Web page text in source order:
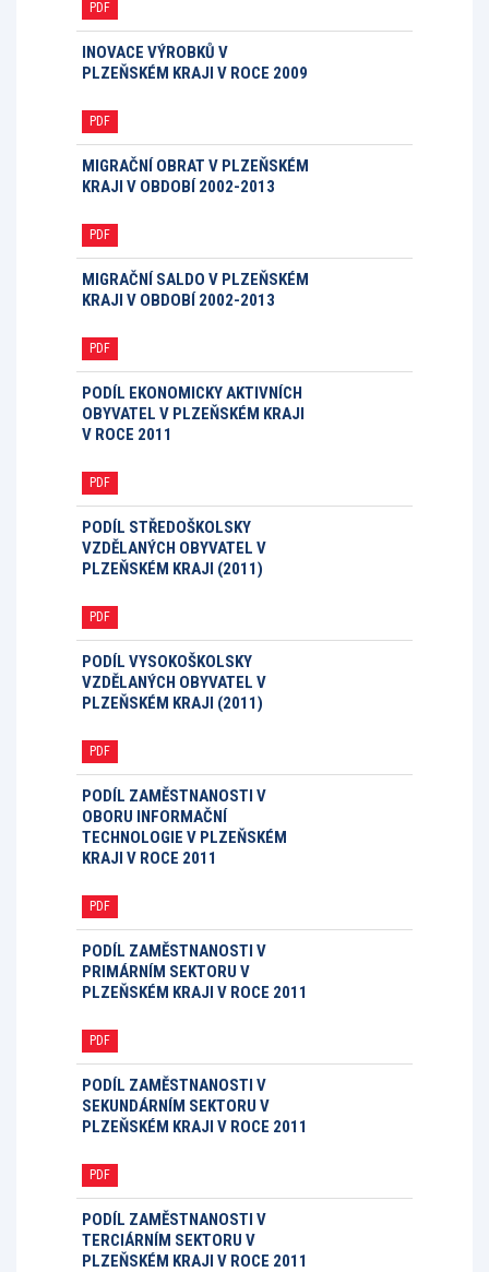
PDF
INOVACE VÝROBKŮ V
PLZEŇSKÉM KRAJI V ROCE 2009
PDF
MIGRAČNÍ OBRAT V PLZEŇSKÉM
KRAJI V OBDOBÍ 2002-2013
PDF
MIGRAČNÍ SALDO V PLZEŇSKÉM
KRAJI V OBDOBÍ 2002-2013
PDF
PODÍL EKONOMICKY AKTIVNÍCH
OBYVATEL V PLZEŇSKÉM KRAJI
V ROCE 2011
PDF
PODÍL STŘEDOŠKOLSKY
VZDĚLANÝCH OBYVATEL V
PLZEŇSKÉM KRAJI (2011)
PDF
PODÍL VYSOKOŠKOLSKY
VZDĚLANÝCH OBYVATEL V
PLZEŇSKÉM KRAJI (2011)
PDF
PODÍL ZAMĚSTNANOSTI V
OBORU INFORMAČNÍ
TECHNOLOGIE V PLZEŇSKÉM
KRAJI V ROCE 2011
PDF
PODÍL ZAMĚSTNANOSTI V
PRIMÁRNÍM SEKTORU V
PLZEŇSKÉM KRAJI V ROCE 2011
PDF
PODÍL ZAMĚSTNANOSTI V
SEKUNDÁRNÍM SEKTORU V
PLZEŇSKÉM KRAJI V ROCE 2011
PDF
PODÍL ZAMĚSTNANOSTI V
TERCIÁRNÍM SEKTORU V
PLZEŇSKÉM KRAJI V ROCE 2011